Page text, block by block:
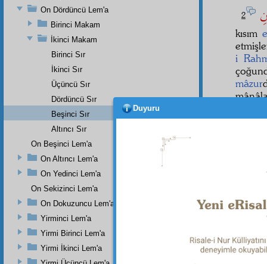
2
kısım
i
mâzur
Dipnot-2
On Dördüncü Lem'a
Birinci Makam
İkinci Makam
Birinci Sır
İkinci Sır
Üçüncü Sır
Dördüncü Sır
Beşinci Sır
Altıncı Sır
On Beşinci Lem'a
On Altıncı Lem'a
On Yedinci Lem'a
On Sekizinci Lem'a
On Dokuzuncu Lem'a
Yirminci Lem'a
Yirmi Birinci Lem'a
Yirmi İkinci Lem'a
Duyuru